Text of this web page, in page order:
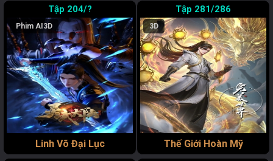
204/?
Phim AI 3D
Linh Võ Đại Lục
281/286
3D
Thế Giới Hoàn Mỹ